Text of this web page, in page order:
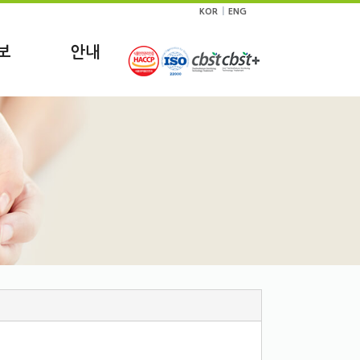
KOR ENG
안내